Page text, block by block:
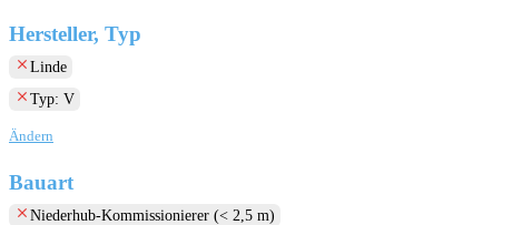
Hersteller, Typ
clear Linde
clear Typ: V
Ändern
Bauart
clear Niederhub-Kommissionierer (< 2,5 m)